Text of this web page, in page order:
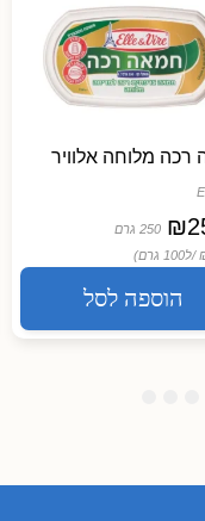
רכה מלוחה אלוויר
₪ 250 גרם
ל100 גרם)
הוספה לסל